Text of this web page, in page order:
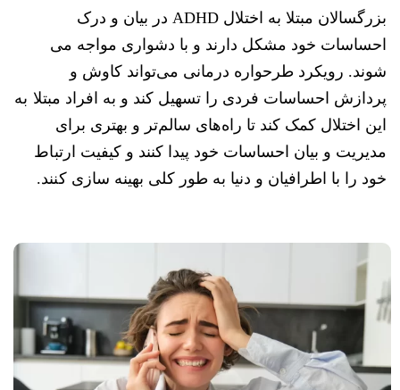
بزرگسالان مبتلا به اختلال ADHD در بیان و درک
احساسات خود مشکل دارند و با دشواری مواجه می
شوند. رویکرد طرحواره درمانی می‌تواند کاوش و
پردازش احساسات فردی را تسهیل کند و به افراد مبتلا به
این اختلال کمک کند تا راه‌های سالم‌تر و بهتری برای
مدیریت و بیان احساسات خود پیدا کنند و کیفیت ارتباط
خود را با اطرافیان و دنیا به طور کلی بهینه سازی کنند.